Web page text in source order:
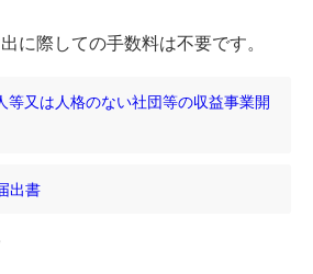
に際しての手数料は不要です。
等又は人格のない社団等の収益事業開
出書